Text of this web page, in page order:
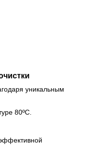
уникальным
80ºС.